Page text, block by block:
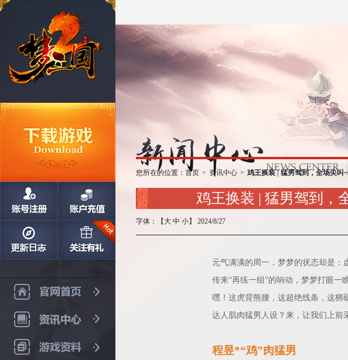
您所在的位置： 首页 > 资讯中心 > 鸡王换装 | 猛男驾到，全场尖叫
鸡王换装 | 猛男驾到，
字体：【 大 中 小】 2024/8/27
元气满满的周一，梦梦的状态却是
传来“再练一组”的响动，梦梦打眼
嘿！这虎背熊腰，这超绝线条，这梆
达人肌肉猛男人设？来，让我们上前
程昱*“鸡”肉猛男